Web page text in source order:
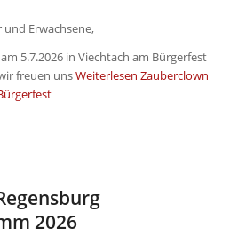
Erwachsene,
5.7.2026 in Viechtach am Bürgerfest
freuen unsWeiterlesen Zauberclown
2026